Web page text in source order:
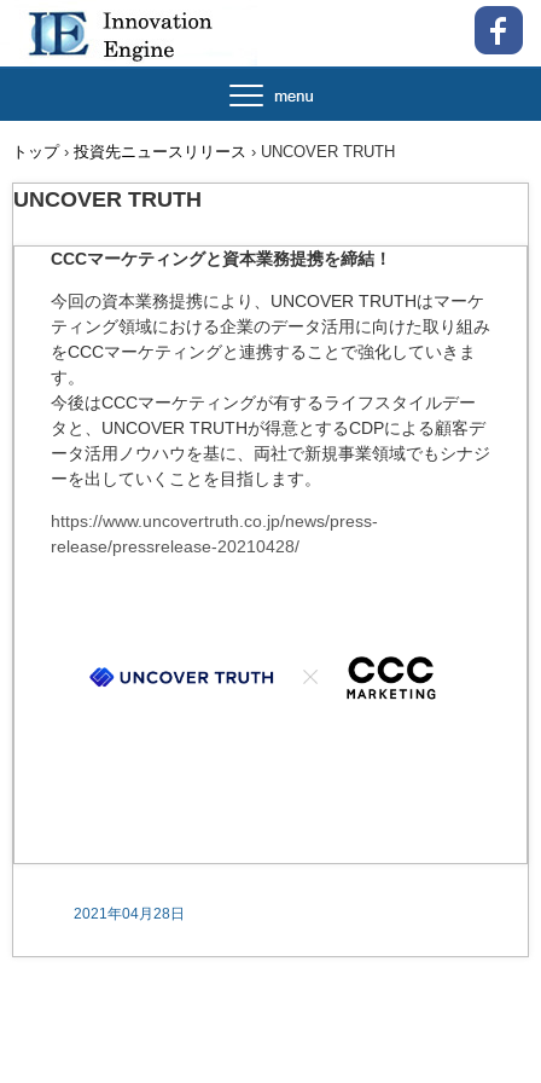
トップ › 投資先ニュースリリース › UNCOVER TRUTH
UNCOVER TRUTH
CCCマーケティングと資本業務提携を締結！
今回の資本業務提携により、UNCOVER TRUTHはマーケ
ティング領域における企業のデータ活用に向けた取り組み
をCCCマーケティングと連携することで強化していきま
す。
今後はCCCマーケティングが有するライフスタイルデー
タと、UNCOVER TRUTHが得意とするCDPによる顧客デ
ータ活用ノウハウを基に、両社で新規事業領域でもシナジ
ーを出していくことを目指します。
https://www.uncovertruth.co.jp/news/press-
release/pressrelease-20210428/
2021年04月28日